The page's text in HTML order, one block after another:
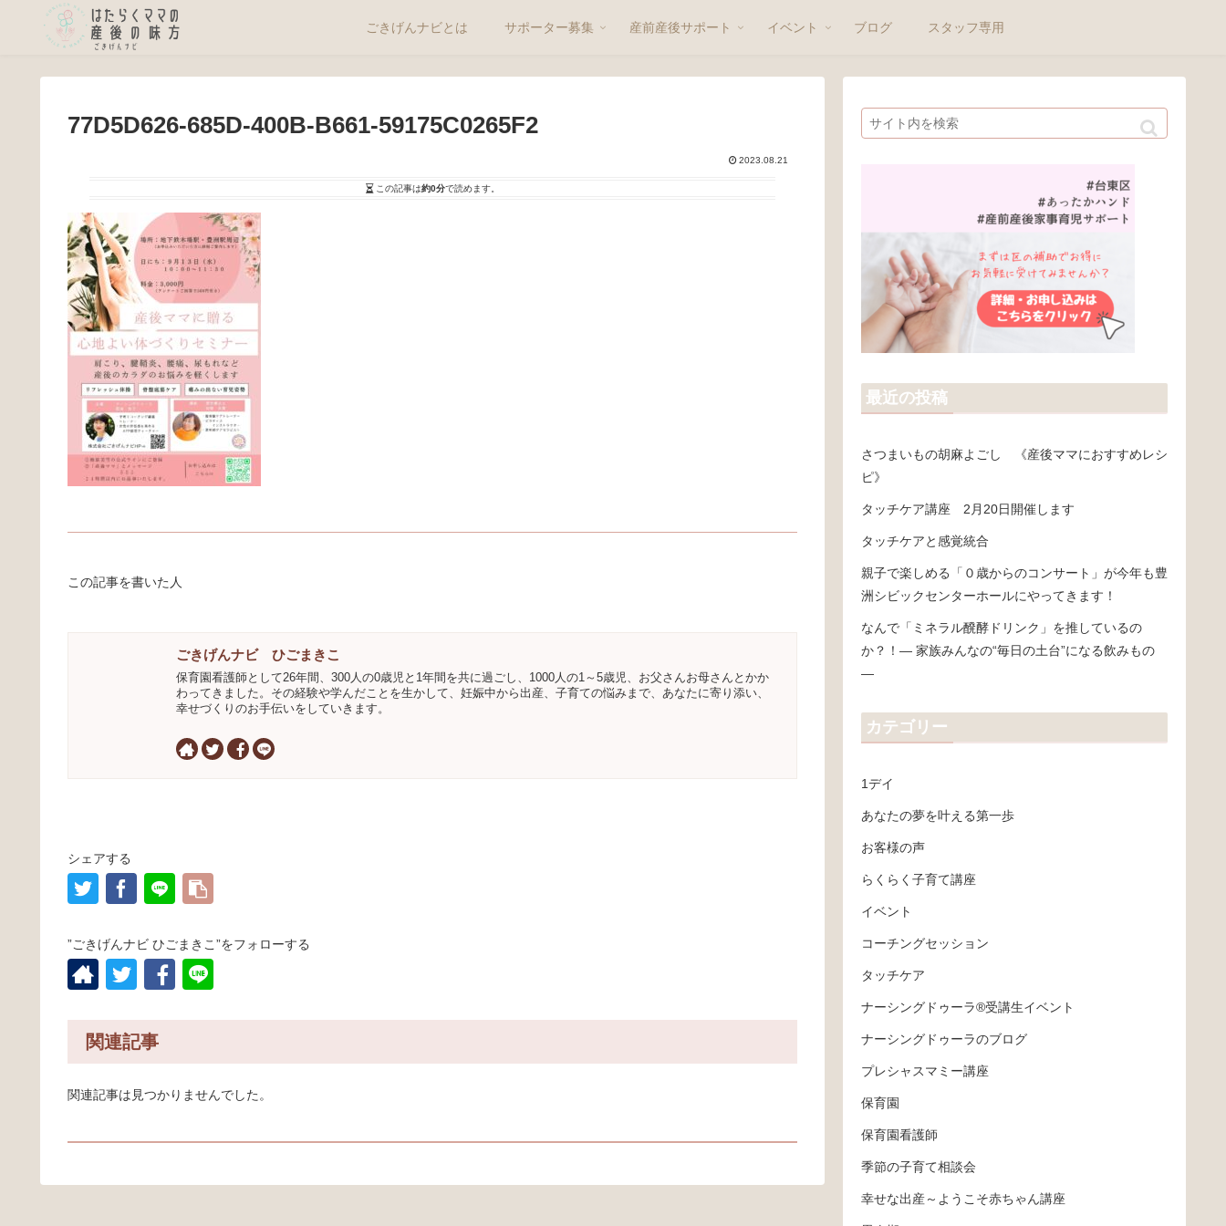
ごきげんナビとは サポーター募集 産前産後サポート イベント ブログ スタッフ専用
77D5D626-685D-400B-B661-59175C0265F2
2023.08.21
この記事は約0分で読めます。
この記事を書いた人
ごきげんナビ ひごまきこ
保育園看護師として26年間、300人の0歳児と1年間を共に過ごし、1000人の1～5歳児、お父さんお母さんとかか
わってきました。その経験や学んだことを生かして、妊娠中から出産、子育ての悩みまで、あなたに寄り添い、
幸せづくりのお手伝いをしていきます。
シェアする
”ごきげんナビ ひごまきこ”をフォローする
関連記事
関連記事は見つかりませんでした。
最近の投稿
さつまいもの胡麻よごし 《産後ママにおすすめレシ
ピ》
タッチケア講座 2月20日開催します
タッチケアと感覚統合
親子で楽しめる「０歳からのコンサート」が今年も豊
洲シビックセンターホールにやってきます！
なんで「ミネラル醗酵ドリンク」を推しているの
か？！― 家族みんなの“毎日の土台”になる飲みもの
―
カテゴリー
1デイ
あなたの夢を叶える第一歩
お客様の声
らくらく子育て講座
イベント
コーチングセッション
タッチケア
ナーシングドゥーラ®受講生イベント
ナーシングドゥーラのブログ
プレシャスマミー講座
保育園
保育園看護師
季節の子育て相談会
幸せな出産～ようこそ赤ちゃん講座